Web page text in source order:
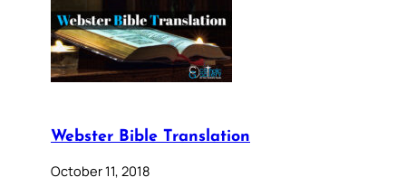
Webster Bible Translation
October 11, 2018